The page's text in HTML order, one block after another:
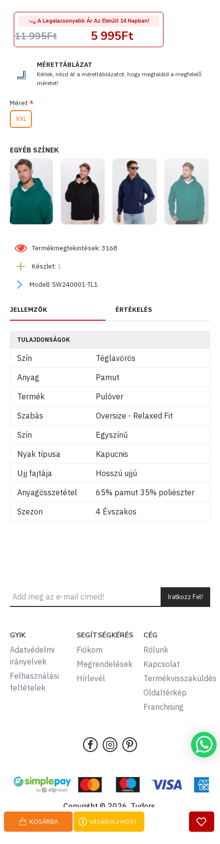
MÉRETTÁBLÁZAT
Kérlek, nézd át a mérettáblázatot, hogy megtaláld a megfelelő
méretet!
Készlet: 1
Modell: SW240001-TL1
Termékmegtekintések: 3168
5 995Ft
A Legalacsonyabb Ár Az Elmúlt 14 Napban!
11 995Ft
Méret
XXL
KOSÁRBA VÁSÁROLJ MOST
EGYÉB SZÍNEK
JELLEMZŐK ÉRTÉKELÉS
TULAJDONSÁGOK
Szín
Téglavörös
Anyag
Pamut
Termék
Pulóver
Szabás
Oversize - Relaxed Fit
Szín
Egyszínű
Nyak típusa
Kapucnis
Ujj fajtája
Hosszú ujjú
Anyagösszetétel
65% pamut 35% poliészter
Szezon
4 Évszakos
Iratkozz Fel!
GYIK
Adatvédelmi
irányelvek
Felhasználási
feltételek
SEGÍTSÉGKÉRÉS
Fiókom
Megrendelések
Hírlevél
CÉG
Rólunk
Kapcsolat
Termékvisszaküldés
Oldaltérkép
Franchising
Copyright © 2026, Tudors,
Minden jog fenntartva.